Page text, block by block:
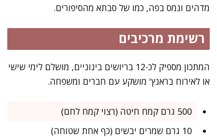
מדהים ונמס בפה, כמו של סבתא מהסיפורים.
רשימת מרכיבים
המתכון מספיק לכ-12 בריושים בינוניים, מושלם לימי שישי
או לאירוח בראנץ' מושקע עם חברים ומשפחה.
500 גרם קמח חיטה (רצוי קמח לחם)
10 גרם שמרים יבשים (כף אחת שטוחה)